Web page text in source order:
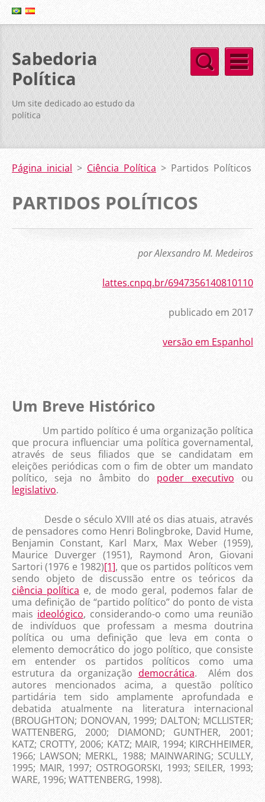
Sabedoria
Política
Um site dedicado ao estudo da
política
Página inicial > Ciência Política > Partidos Políticos
PARTIDOS POLÍTICOS
por Alexsandro M. Medeiros
lattes.cnpq.br/6947356140810110
publicado em 2017
versão em Espanhol
Um Breve Histórico
Um partido político é uma organização política
que procura influenciar uma política governamental,
através de seus filiados que se candidatam em
eleições periódicas com o fim de obter um mandato
político, seja no âmbito do poder executivo ou
legislativo.
Desde o século XVIII até os dias atuais, através
de pensadores como Henri Bolingbroke, David Hume,
Benjamin Constant, Karl Marx, Max Weber (1959),
Maurice Duverger (1951), Raymond Aron, Giovani
Sartori (1976 e 1982)[1], que os partidos políticos vem
sendo objeto de discussão entre os teóricos da
ciência política e, de modo geral, podemos falar de
uma definição de “partido político” do ponto de vista
mais ideológico, considerando-o como uma reunião
de indivíduos que professam a mesma doutrina
política ou uma definição que leva em conta o
elemento democrático do jogo político, que consiste
em entender os partidos políticos como uma
estrutura da organização democrática. Além dos
autores mencionados acima, a questão político
partidária tem sido amplamente aprofundada e
debatida atualmente na literatura internacional
(BROUGHTON; DONOVAN, 1999; DALTON; MCLLISTER;
WATTENBERG, 2000; DIAMOND; GUNTHER, 2001;
KATZ; CROTTY, 2006; KATZ; MAIR, 1994; KIRCHHEIMER,
1966; LAWSON; MERKL, 1988; MAINWARING; SCULLY,
1995; MAIR, 1997; OSTROGORSKI, 1993; SEILER, 1993;
WARE, 1996; WATTENBERG, 1998).